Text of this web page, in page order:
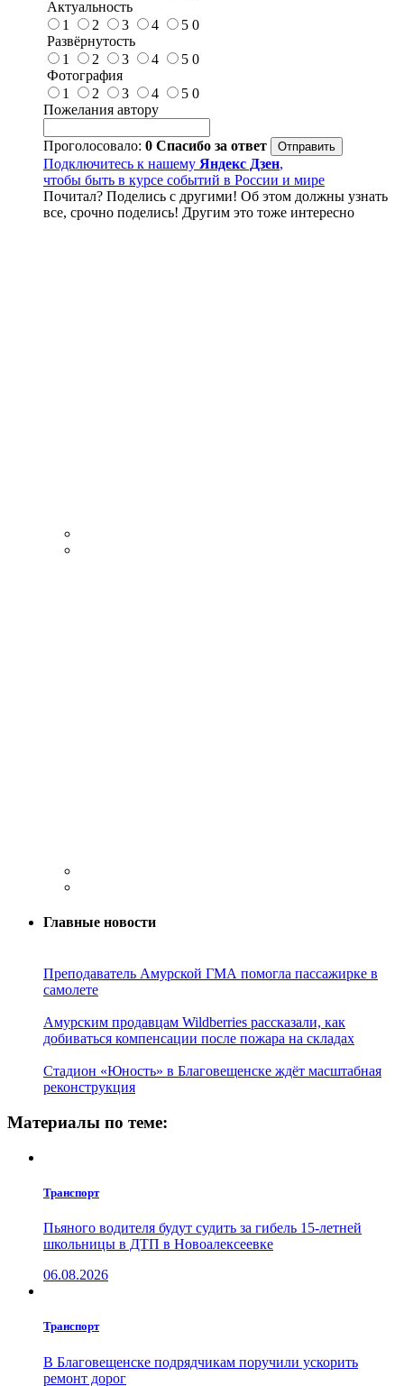
Актуальность
1
2 3 4 5 0
Развёрнутость
1
2 3 4 5 0
Фотография
1
2 3 4 5 0
Пожелания автору
Проголосовало: 0 Спасибо за ответ
Подключитесь к нашему Яндекс Дзен,
чтобы быть в курсе событий в России и мире
Почитал? Поделись с другими! Об этом должны узнать
все, срочно поделись! Другим это тоже интересно
Главные новости
Преподаватель Амурской ГМА помогла пассажирке в
самолете
Амурским продавцам Wildberries рассказали, как
добиваться компенсации после пожара на складах
Стадион «Юность» в Благовещенске ждёт масштабная
реконструкция
Материалы по теме:
Транспорт
Пьяного водителя будут судить за гибель 15-летней
школьницы в ДТП в Новоалексеевке
06.08.2026
Транспорт
В Благовещенске подрядчикам поручили ускорить
ремонт дорог